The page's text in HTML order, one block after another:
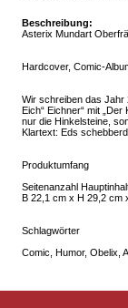
Beschreibung:
Asterix Mundart
Hardcover, Comic-
Wir schreiben das Jahr
Eich“ Eichner“ mit
nur die Hinkelsteine,
Klartext: Eds
Produktumfang
Seitenanzahl
B 22,1 cm x H 29,2 cm
Schlagwörter
Comic, Humor, Obelix,